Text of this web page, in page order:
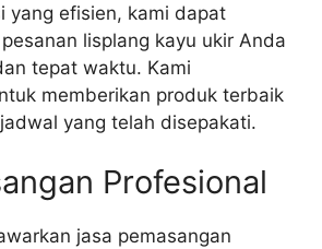
yang efisien, kami dapat
lisplang kayu ukir Anda
tepat waktu. Kami
memberikan produk terbaik
yang telah disepakati.
Profesional
jasa pemasangan